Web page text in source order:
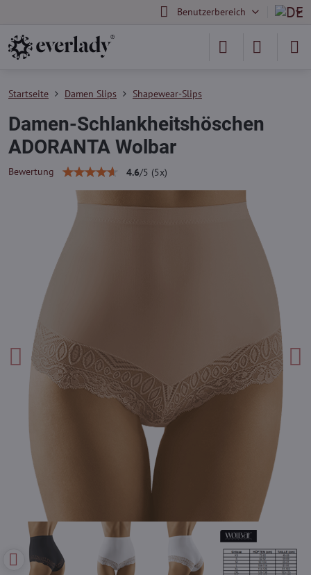
Benutzerbereich
Startseite Damen Slips Shapewear-Slips
Damen-Schlankheitshöschen
ADORANTA Wolbar
Bewertung 4.6/5 (5x)